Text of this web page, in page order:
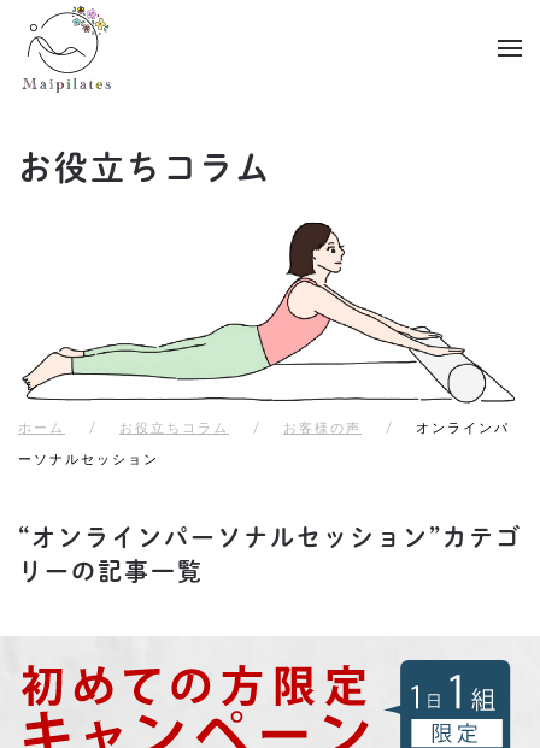
Skip to main content
お役立ちコラム
ホーム お役立ちコラム お客様の声
オンラインパ
ーソナルセッション
“オンラインパーソナルセッション”カテゴ
リーの記事一覧